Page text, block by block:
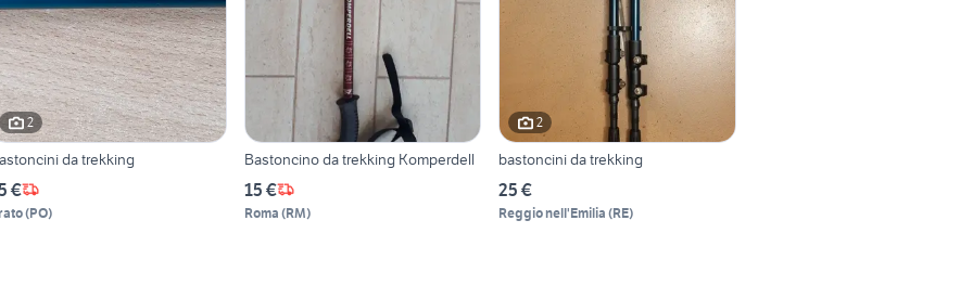
2
da trekking
€
(PO)
Bastoncino da trekking Komperdell
15 €
Roma (RM)
2
bastoncini da trekking
25 €
Reggio nell'Emilia (RE)